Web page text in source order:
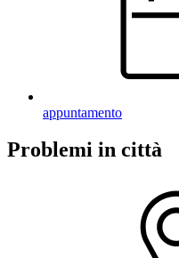
appuntamento
Problemi in città